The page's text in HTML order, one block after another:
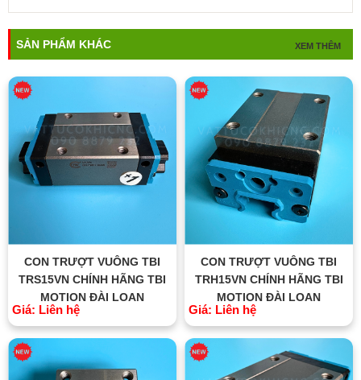
SẢN PHẨM KHÁC XEM THÊM
CON TRƯỢT VUÔNG TBI
TRS15VN CHÍNH HÃNG TBI
MOTION ĐÀI LOAN
Giá: Liên hệ
CON TRƯỢT VUÔNG TBI
TRH15VN CHÍNH HÃNG TBI
MOTION ĐÀI LOAN
Giá: Liên hệ